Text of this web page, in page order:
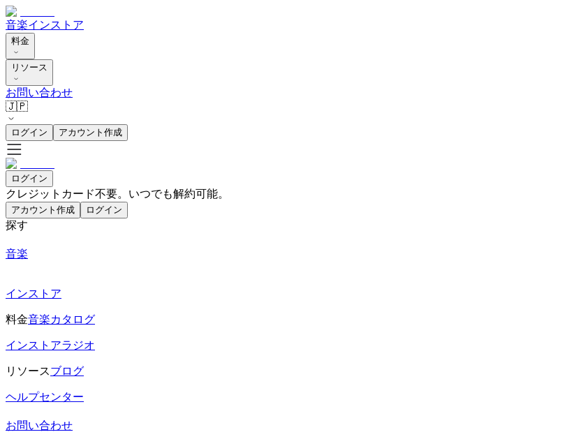
音楽インストア
料金
リソース
お問い合わせ
🇯🇵
ログイン アカウント作成
ログイン
クレジットカード不要。いつでも解約可能。
アカウント作成 ログイン
探す
音楽
インストア
料金音楽カタログ
インストアラジオ
リソースブログ
ヘルプセンター
お問い合わせ